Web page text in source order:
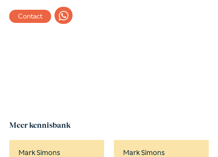
Contact
Meer kennisbank
Mark Simons Mark Simons